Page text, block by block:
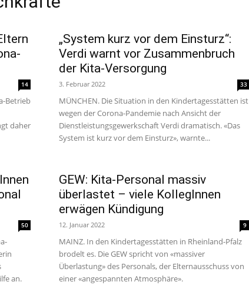
14
Betrieb
daher
„System kurz vor dem Einsturz“:
Verdi warnt vor Zusammenbruch
der Kita-Versorgung
3. Februar 2022 33
MÜNCHEN. Die Situation in den Kindertagesstätten ist
wegen der Corona-Pandemie nach Ansicht der
Dienstleistungsgewerkschaft Verdi dramatisch. «Das
System ist kurz vor dem Einsturz», warnte...
50
an.
GEW: Kita-Personal massiv
überlastet – viele KollegInnen
erwägen Kündigung
12. Januar 2022 9
MAINZ. In den Kindertagesstätten in Rheinland-Pfalz
brodelt es. Die GEW spricht von «massiver
Überlastung» des Personals, der Elternausschuss von
einer «angespannten Atmosphäre».